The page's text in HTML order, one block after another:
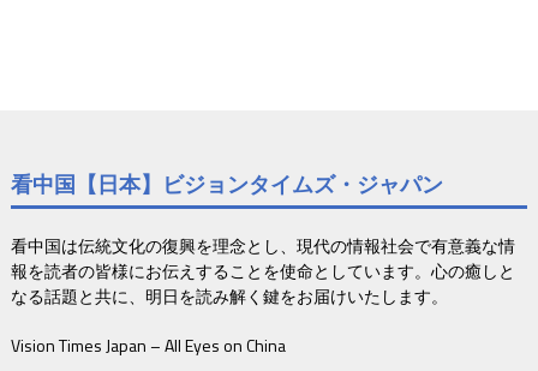
看中国【日本】ビジョンタイムズ・ジャパン
看中国は伝統文化の復興を理念とし、現代の情報社会で有意義な情
報を読者の皆様にお伝えすることを使命としています。心の癒しと
なる話題と共に、明日を読み解く鍵をお届けいたします。
Vision Times Japan – All Eyes on China